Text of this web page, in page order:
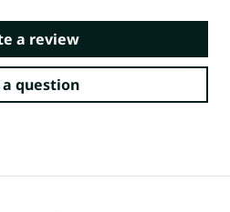
a review
a question